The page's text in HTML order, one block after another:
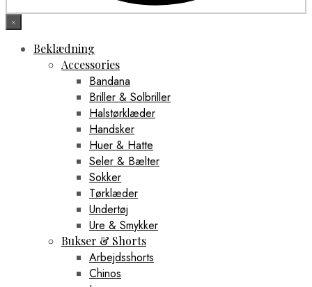
×
Beklædning
Accessories
Bandana
Briller & Solbriller
Halstørklæder
Handsker
Huer & Hatte
Seler & Bælter
Sokker
Tørklæder
Undertøj
Ure & Smykker
Bukser & Shorts
Arbejdsshorts
Chinos